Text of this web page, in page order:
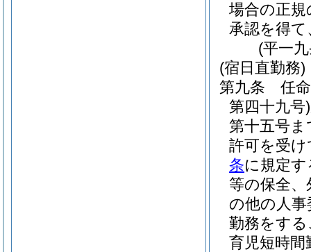
場合の正
承認を得
(平一
(宿日直勤務)
第九条
任
第四十九号)
第十五号
許可を受け
条に規定
等の保全
の他の人
勤務をす
育児短時